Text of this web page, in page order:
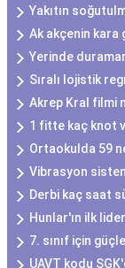
Yakıtın
Ak akçenin kara
Yerinde
Sıralı lojistik
Akrep Kral filmi
1 fitte kaç knot
Ortaokulda 59
Vibrasyon
Derbi kaç saat
Hunlar'ın ilk
7. sınıf için
UAVT kodu